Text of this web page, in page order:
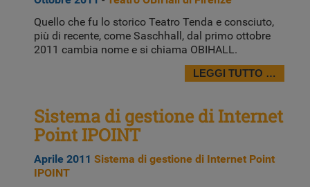
Quello che fu lo storico Teatro Tenda e consciuto,
più di recente, come Saschhall, dal primo ottobre
2011 cambia nome e si chiama OBIHALL.
LEGGI TUTTO …
Sistema di gestione di Internet
Point IPOINT
Aprile 2011 Sistema di gestione di Internet Point
IPOINT